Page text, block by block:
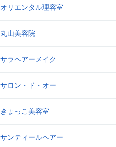
オリエンタル理容室
丸山美容院
サラヘアーメイク
サロン・ド・オー
きょっこ美容室
サンティールヘアー